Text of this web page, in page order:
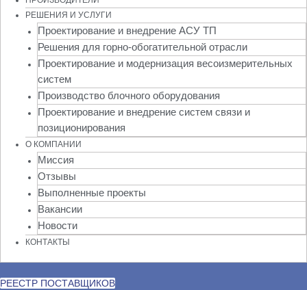
РЕШЕНИЯ И УСЛУГИ
Проектирование и внедрение АСУ ТП
Решения для горно-обогатительной отрасли
Проектирование и модернизация весоизмерительных
систем
Производство блочного оборудования
Проектирование и внедрение систем связи и
позиционирования
О КОМПАНИИ
Миссия
Отзывы
Выполненные проекты
Вакансии
Новости
КОНТАКТЫ
РЕЕСТР ПОСТАВЩИКОВ